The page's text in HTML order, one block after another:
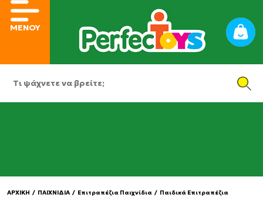
ΜΕΝΟΥ
ΑΡΧΙΚΗ / ΠΑΙΧΝΙΔΙΑ / Επιτραπέζια Παιχνίδια / Παιδικά Επιτραπέζια